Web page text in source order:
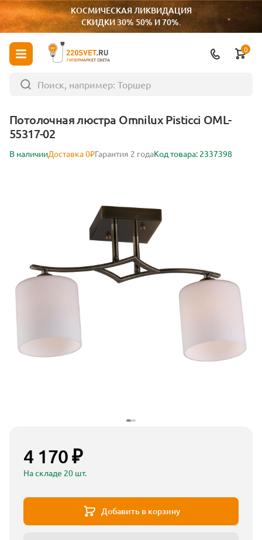
КОСМИЧЕСКАЯ ЛИКВИДАЦИЯ
СКИДКИ 30% 50% И 70%.
ГИПЕРМАРКЕТ СВЕТА
0
Потолочная люстра Omnilux Pisticci OML-
55317-02
В наличииДоставка 0₽Гарантия 2 годаКод товара: 2337398
4 170 ₽
На складе 20 шт.
Добавить в корзину